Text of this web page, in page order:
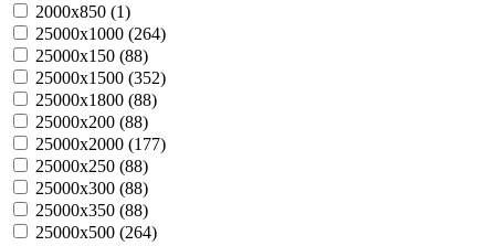
2000х850 (1)
25000х1000 (264)
25000х150 (88)
25000х1500 (352)
25000х1800 (88)
25000х200 (88)
25000х2000 (177)
25000х250 (88)
25000х300 (88)
25000х350 (88)
25000х500 (264)